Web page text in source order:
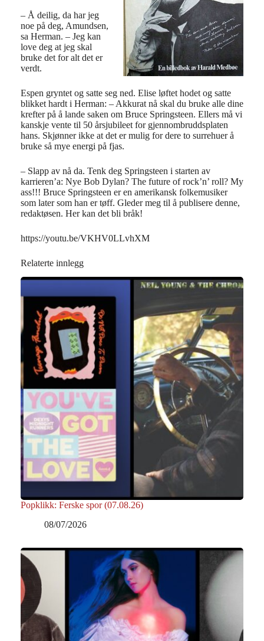
– Å deilig, da har jeg
noe på deg, Amundsen,
sa Herman. – Jeg kan
love deg at jeg skal
bruke det for alt det er
verdt.
Espen gryntet og satte seg ned. Elise løftet hodet og satte
blikket hardt i Herman: – Akkurat nå skal du bruke alle dine
krefter på å lande saken om Bruce Springsteen. Ellers må vi
kanskje vente til 50 årsjubileet for gjennombruddsplaten
hans. Skjønner ikke at det er mulig for dere to surrehuer å
bruke så mye energi på fjas.
– Slapp av nå da. Tenk deg Springsteen i starten av
karrieren’a: Nye Bob Dylan? The future of rock’n’ roll? My
ass!!! Bruce Springsteen er en amerikansk folkemusiker
som later som han er tøff. Gleder meg til å publisere denne,
redaktøsen. Her kan det bli bråk!
https://youtu.be/VKHV0LLvhXM
Relaterte innlegg
Popklikk: Ferske spor (07.08.26)
08/07/2026